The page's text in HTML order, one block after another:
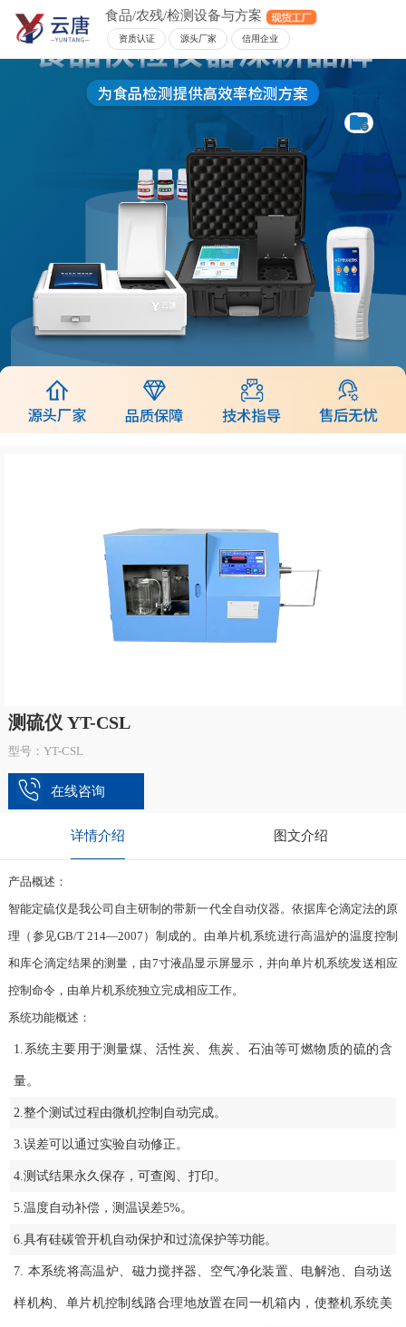
食品/农残/检测设备与方案
资质认证 源头厂家 信用企业
测硫仪 YT-CSL
型号：YT-CSL
在线咨询
详情介绍 图文介绍
产品概述：
智能定硫仪是我公司自主研制的带新一代全自动仪器。依据库仑滴定法的原
理（参见GB/T 214—2007）制成的。由单片机系统进行高温炉的温度控制
和库仑滴定结果的测量，由7寸液晶显示屏显示，并向单片机系统发送相应
控制命令，由单片机系统独立完成相应工作。
系统功能概述：
1.系统主要用于测量煤、活性炭、焦炭、石油等可燃物质的硫的含
量。
2.整个测试过程由微机控制自动完成。
3.误差可以通过实验自动修正。
4.测试结果永久保存，可查阅、打印。
5.温度自动补偿，测温误差5%。
6.具有硅碳管开机自动保护和过流保护等功能。
7. 本系统将高温炉、磁力搅拌器、空气净化装置、电解池、自动送
样机构、单片机控制线路合理地放置在同一机箱内，使整机系统美